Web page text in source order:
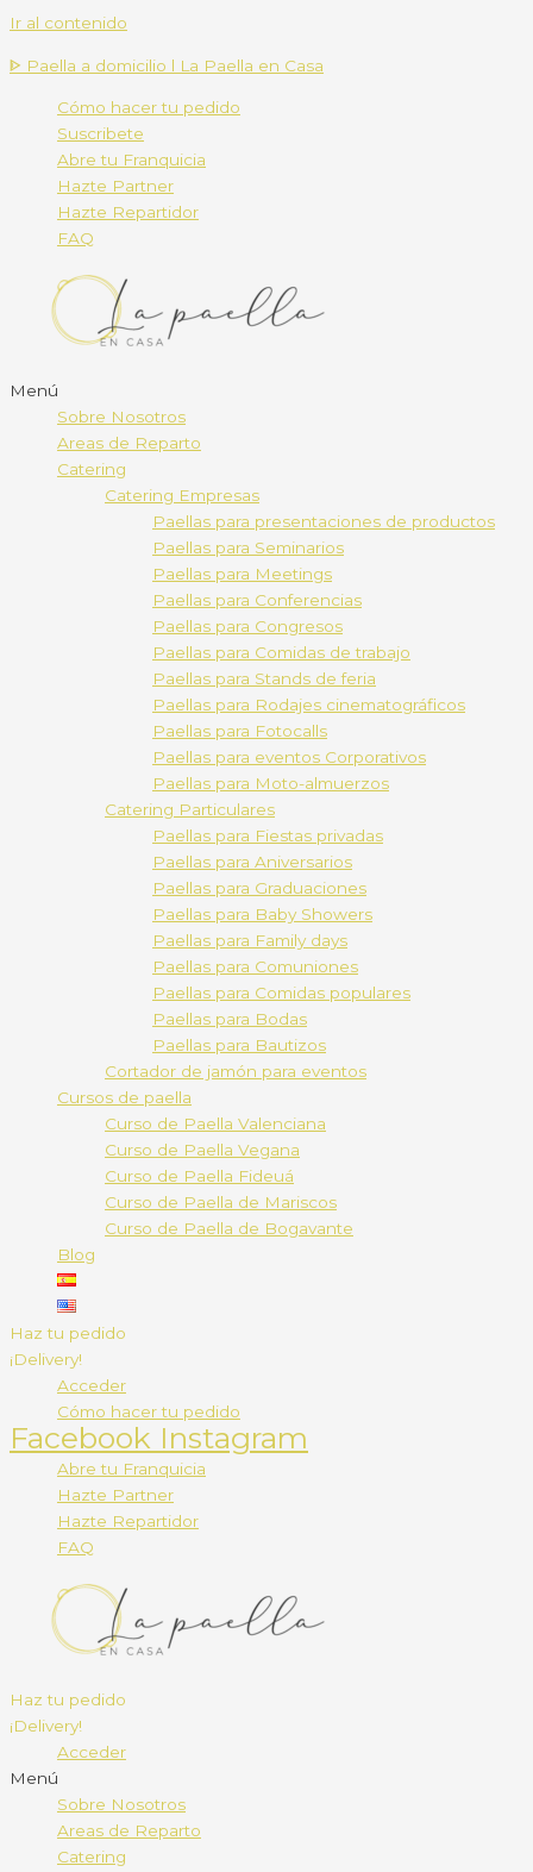
Ir al contenido
ᐈ Paella a domicilio l La Paella en Casa
Cómo hacer tu pedido
Suscribete
Abre tu Franquicia
Hazte Partner
Hazte Repartidor
FAQ
Menú
Sobre Nosotros
Areas de Reparto
Catering
Catering Empresas
Paellas para presentaciones de productos
Paellas para Seminarios
Paellas para Meetings
Paellas para Conferencias
Paellas para Congresos
Paellas para Comidas de trabajo
Paellas para Stands de feria
Paellas para Rodajes cinematográficos
Paellas para Fotocalls
Paellas para eventos Corporativos
Paellas para Moto-almuerzos
Catering Particulares
Paellas para Fiestas privadas
Paellas para Aniversarios
Paellas para Graduaciones
Paellas para Baby Showers
Paellas para Family days
Paellas para Comuniones
Paellas para Comidas populares
Paellas para Bodas
Paellas para Bautizos
Cortador de jamón para eventos
Cursos de paella
Curso de Paella Valenciana
Curso de Paella Vegana
Curso de Paella Fideuá
Curso de Paella de Mariscos
Curso de Paella de Bogavante
Blog
Haz tu pedido
¡Delivery!
Acceder
Cómo hacer tu pedido
Facebook Instagram
Abre tu Franquicia
Hazte Partner
Hazte Repartidor
FAQ
Haz tu pedido
¡Delivery!
Acceder
Menú
Sobre Nosotros
Areas de Reparto
Catering